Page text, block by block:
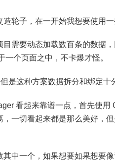
轮子，在一开始我想要使用一
需要动态加载数百条的数据
个页面之中，不卡爆才怪。
是这种方案数据拆分和绑定十
看起来靠谱一点，首先使用
一切看起来都是那么美好，
中一个，如果想要如果想要